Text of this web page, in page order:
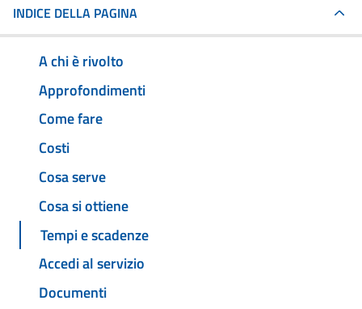
INDICE DELLA PAGINA
A chi è rivolto
Approfondimenti
Come fare
Costi
Cosa serve
Cosa si ottiene
Tempi e scadenze
Accedi al servizio
Documenti